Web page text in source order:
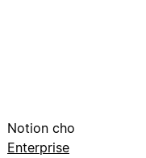
Notion cho
Enterprise